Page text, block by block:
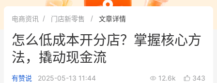
面对面聊增长
新零售大会
电商资讯 门店新零售 文章详情
怎么低成本开分店？掌握核心方
法，撬动现金流
有赞说 2025-05-13 11:44 12.6k 343